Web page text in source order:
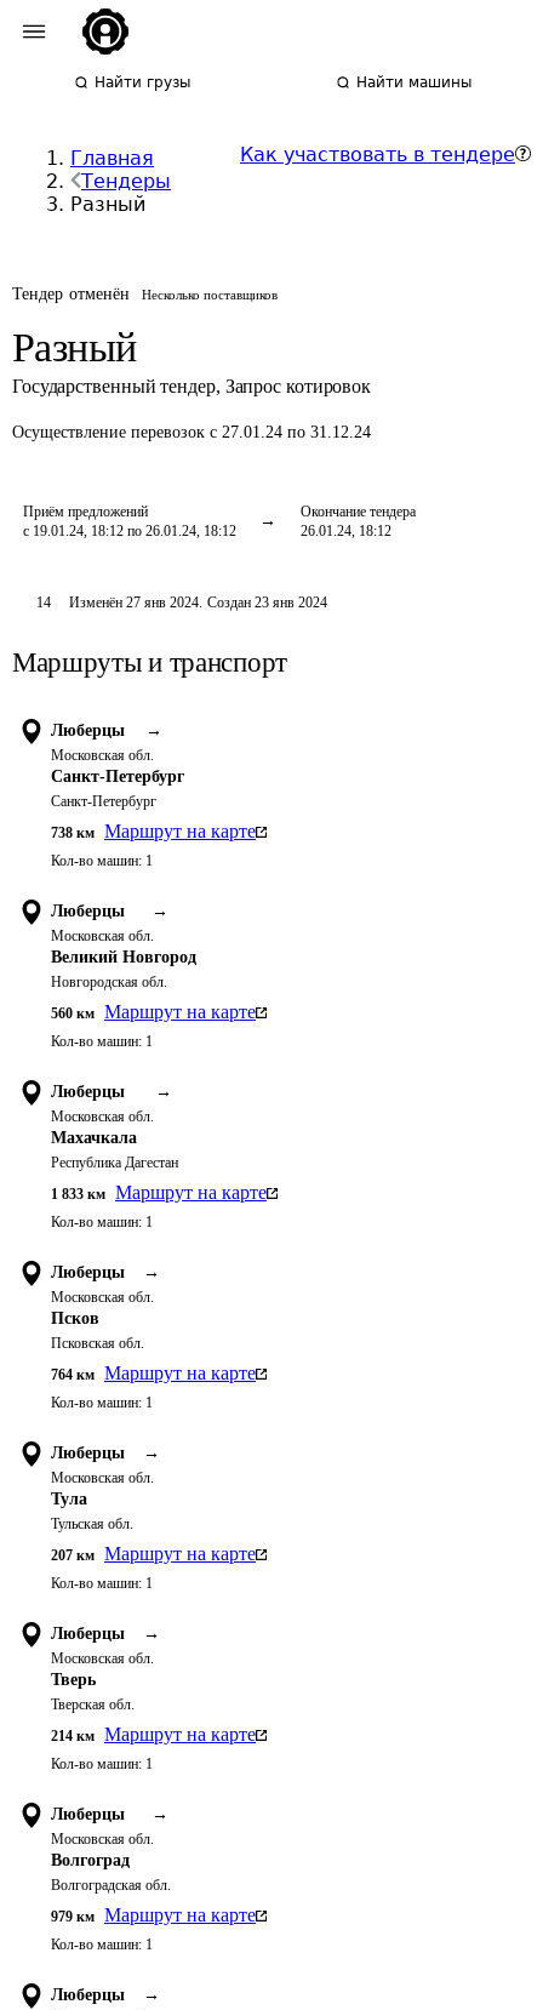
Найти грузы Найти машины
Главная
Тендеры
Разный
Как участвовать в тендере
Тендер отменён Несколько поставщиков
Разный
Государственный тендер, Запрос котировок
Осуществление перевозок с 27.01.24 по 31.12.24
Приём предложений
с 19.01.24, 18:12 по 26.01.24, 18:12
Окончание тендера
26.01.24, 18:12
14 Изменён27 янв 2024. Создан 23 янв 2024
Маршруты и транспорт
Люберцы →
Московская обл.
Санкт-Петербург
Санкт-Петербург
738 км Маршрут на карте
Кол-во машин: 1
Люберцы →
Московская обл.
Великий Новгород
Новгородская обл.
560 км Маршрут на карте
Кол-во машин: 1
Люберцы →
Московская обл.
Махачкала
Республика Дагестан
1 833 км Маршрут на карте
Кол-во машин: 1
Люберцы →
Московская обл.
Псков
Псковская обл.
764 км Маршрут на карте
Кол-во машин: 1
Люберцы →
Московская обл.
Тула
Тульская обл.
207 км Маршрут на карте
Кол-во машин: 1
Люберцы →
Московская обл.
Тверь
Тверская обл.
214 км Маршрут на карте
Кол-во машин: 1
Люберцы →
Московская обл.
Волгоград
Волгоградская обл.
979 км Маршрут на карте
Кол-во машин: 1
Люберцы →